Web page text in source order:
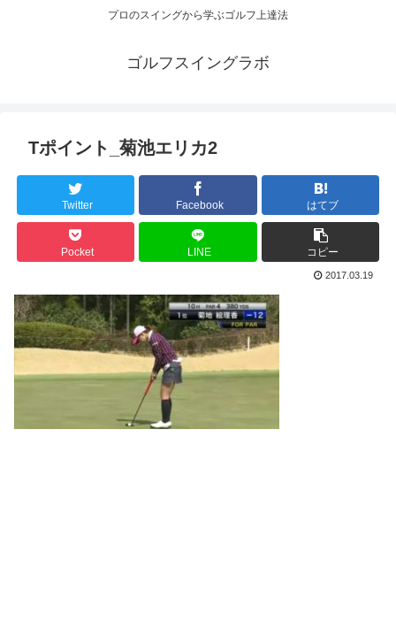
プロのスイングから学ぶゴルフ上達法
ゴルフスイングラボ
Tポイント_菊池エリカ2
Twitter Facebook はてブ
Pocket LINE コピー
2017.03.19